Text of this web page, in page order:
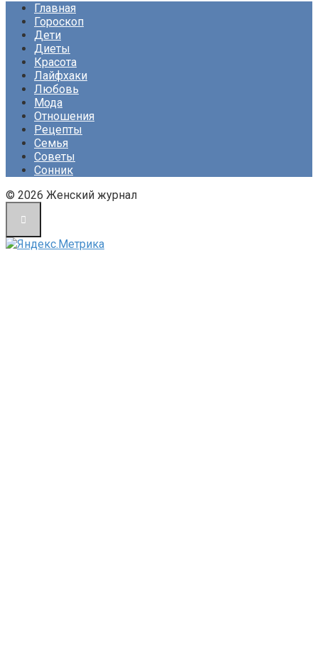
Главная
Гороскоп
Дети
Диеты
Красота
Лайфхаки
Любовь
Мода
Отношения
Рецепты
Семья
Советы
Сонник
© 2026 Женский журнал